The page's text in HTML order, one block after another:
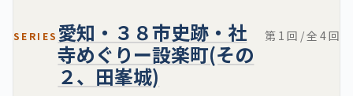
SERIES 愛知・３８市史跡・社
寺めぐりー設楽町(その
２、田峯城)
第 1 回 / 全 4 回